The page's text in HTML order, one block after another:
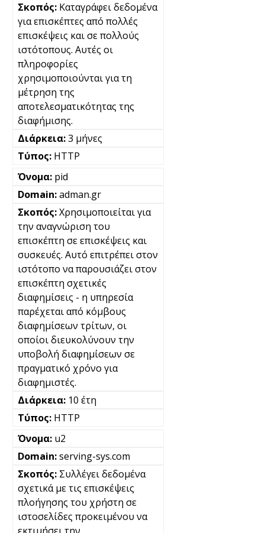
Καταγράφει δεδομένα
για επισκέπτες από πολλές
επισκέψεις και σε πολλούς
ιστότοπους. Αυτές οι
πληροφορίες
χρησιμοποιούνται για τη
μέτρηση της
αποτελεσματικότητας της
διαφήμισης.
3 μήνες
HTTP
pid
adman.gr
Χρησιμοποιείται για
την αναγνώριση του
επισκέπτη σε επισκέψεις και
συσκευές. Αυτό επιτρέπει στον
ιστότοπο να παρουσιάζει στον
επισκέπτη σχετικές
διαφημίσεις - η υπηρεσία
παρέχεται από κόμβους
διαφημίσεων τρίτων, οι
οποίοι διευκολύνουν την
υποβολή διαφημίσεων σε
πραγματικό χρόνο για
διαφημιστές.
10 έτη
HTTP
u2
serving-sys.com
Συλλέγει δεδομένα
σχετικά με τις επισκέψεις
πλοήγησης του χρήστη σε
ιστοσελίδες προκειμένου να